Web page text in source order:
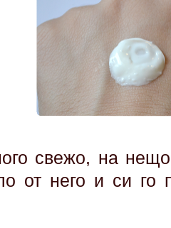
свежо, на
от него и си го